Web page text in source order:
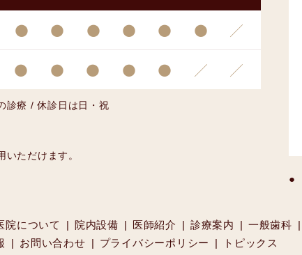
● ● ● ● ● ● ／
● ● ● ● ● ／ ／
診療 / 休診日は日・祝
ただけます。
院について 院内設備 医師紹介 診療案内 一般歯科
お問い合わせ プライバシーポリシー トピックス